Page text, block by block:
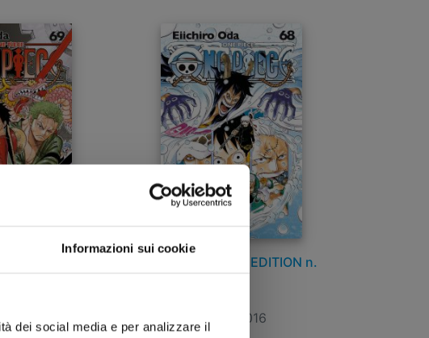
Informazioni sui cookie
dei social media e per analizzare il
2016
ONE PIECE NEW EDITION n.
68
20/01/2016